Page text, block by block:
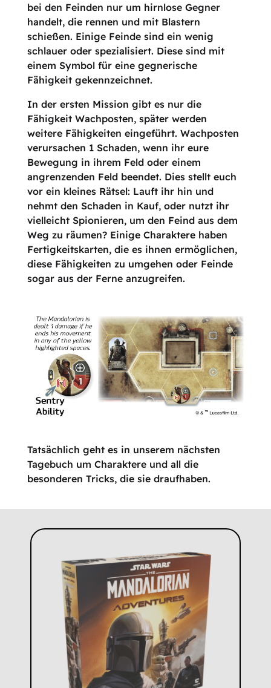
bei den Feinden nur um hirnlose Gegner
handelt, die rennen und mit Blastern
schießen. Einige Feinde sind ein wenig
schlauer oder spezialisiert. Diese sind mit
einem Symbol für eine gegnerische
Fähigkeit gekennzeichnet.
In der ersten Mission gibt es nur die
Fähigkeit Wachposten, später werden
weitere Fähigkeiten eingeführt. Wachposten
verursachen 1 Schaden, wenn ihr eure
Bewegung in ihrem Feld oder einem
angrenzenden Feld beendet. Dies stellt euch
vor ein kleines Rätsel: Lauft ihr hin und
nehmt den Schaden in Kauf, oder nutzt ihr
vielleicht Spionieren, um den Feind aus dem
Weg zu räumen? Einige Charaktere haben
Fertigkeitskarten, die es ihnen ermöglichen,
diese Fähigkeiten zu umgehen oder Feinde
sogar aus der Ferne anzugreifen.
Tatsächlich geht es in unserem nächsten
Tagebuch um Charaktere und all die
besonderen Tricks, die sie draufhaben.